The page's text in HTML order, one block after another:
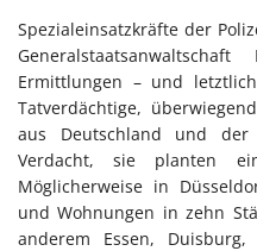
Spezialeinsatzkräfte der
Ermittlungen – und
Tatverdächtige,
aus Deutschland und
Verdacht, sie planten
Möglicherweise in
und Wohnungen in zehn
anderem Essen, Duisburg,